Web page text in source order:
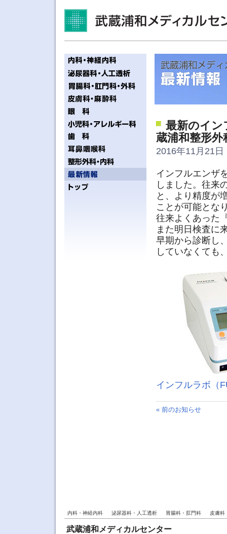
最新のイン
蔵浦和整形
2016年11月21日
インフルエンザ
しました。往来
と、より精度が
ことが可能とな
往来よくあった
また明日検査に
早期から診断し
していなくても
インフルラボ（
« 前のお知らせ
内科・神経内科 泌尿器科・人工透析 胃腸科・肛門科 皮膚科
武蔵浦和メディカルセンター